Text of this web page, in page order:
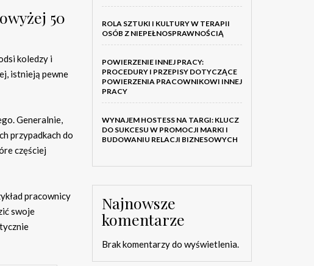
50
koledzy i
istnieją pewne
Generalnie,
przypadkach do
częściej
pracownicy
swoje
ROLA SZTUKI I KULTURY W TERAPII
OSÓB Z NIEPEŁNOSPRAWNOŚCIĄ
POWIERZENIE INNEJ PRACY:
PROCEDURY I PRZEPISY DOTYCZĄCE
POWIERZENIA PRACOWNIKOWI INNEJ
PRACY
WYNAJEM HOSTESS NA TARGI: KLUCZ
DO SUKCESU W PROMOCJI MARKI I
BUDOWANIU RELACJI BIZNESOWYCH
Najnowsze
komentarze
Brak komentarzy do wyświetlenia.